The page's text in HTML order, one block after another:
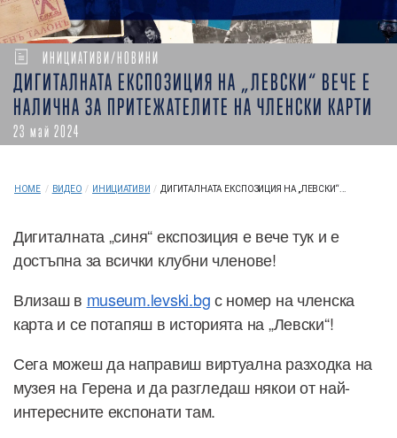
ИНИЦИАТИВИ/НОВИНИ
ДИГИТАЛНАТА ЕКСПОЗИЦИЯ НА „ЛЕВСКИ“ ВЕЧЕ Е
НАЛИЧНА ЗА ПРИТЕЖАТЕЛИТЕ НА ЧЛЕНСКИ КАРТИ
23 май 2024
HOME / ВИДЕО / ИНИЦИАТИВИ / ДИГИТАЛНАТА ЕКСПОЗИЦИЯ НА „ЛЕВСКИ“...
Дигиталната „синя“ експозиция е вече тук и е
достъпна за всички клубни членове!
Влизаш в museum.levski.bgс номер на членска
карта и се потапяш в историята на „Левски“!
Сега можеш да направиш виртуална разходка на
музея на Герена и да разгледаш някои от най-
интересните експонати там.